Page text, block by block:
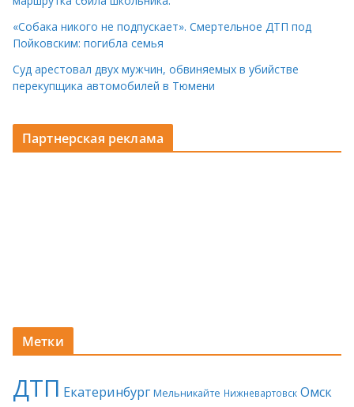
«Собака никого не подпускает». Смертельное ДТП под
Пойковским: погибла семья
Суд арестовал двух мужчин, обвиняемых в убийстве
перекупщика автомобилей в Тюмени
Партнерская реклама
Метки
ДТП Екатеринбург Мельникайте Нижневартовск Омск